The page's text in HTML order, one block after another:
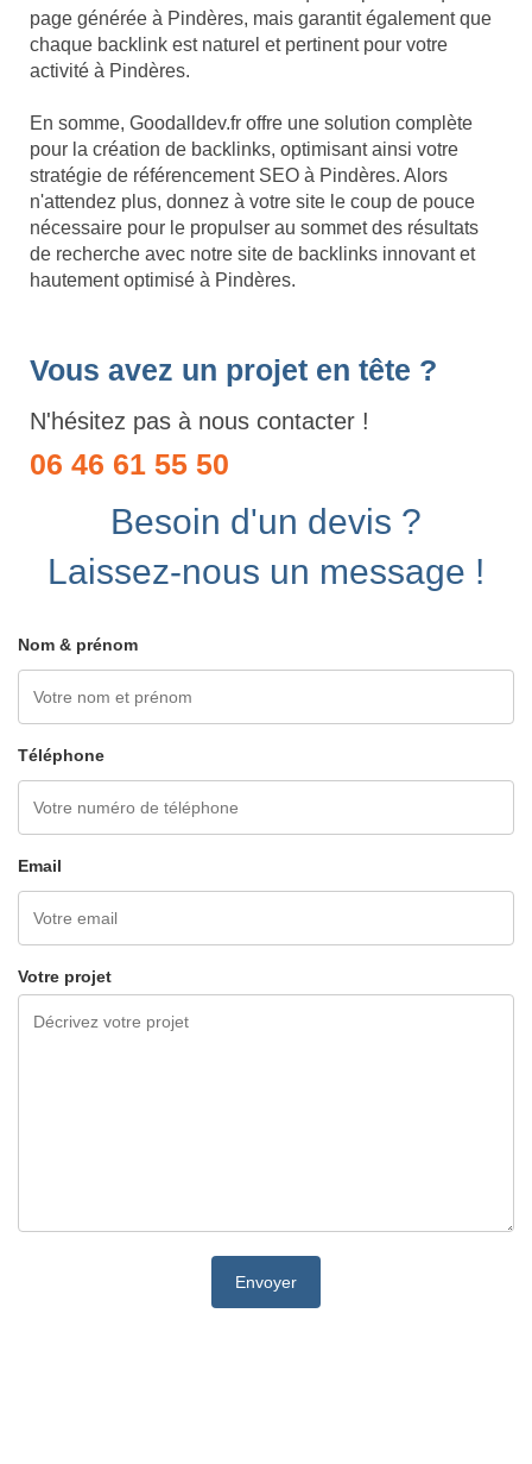
page générée à Pindères, mais garantit également que
chaque backlink est naturel et pertinent pour votre
activité à Pindères.
En somme, Goodalldev.fr offre une solution complète
pour la création de backlinks, optimisant ainsi votre
stratégie de référencement SEO à Pindères. Alors
n'attendez plus, donnez à votre site le coup de pouce
nécessaire pour le propulser au sommet des résultats
de recherche avec notre site de backlinks innovant et
hautement optimisé à Pindères.
Vous avez un projet en tête ?
N'hésitez pas à nous contacter !
06 46 61 55 50
Besoin d'un devis ?
Laissez-nous un message !
Nom & prénom
Téléphone
Email
Votre projet